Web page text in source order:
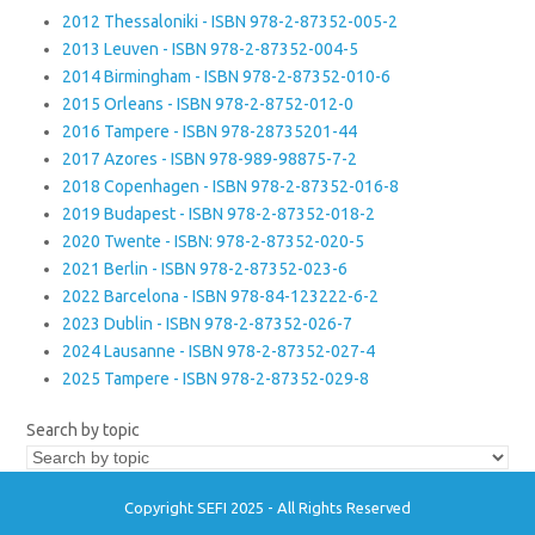
2012 Thessaloniki - ISBN 978-2-87352-005-2
2013 Leuven - ISBN 978-2-87352-004-5
2014 Birmingham - ISBN 978-2-87352-010-6
2015 Orleans - ISBN 978-2-8752-012-0
2016 Tampere - ISBN 978-28735201-44
2017 Azores - ISBN 978-989-98875-7-2
2018 Copenhagen - ISBN 978-2-87352-016-8
2019 Budapest - ISBN 978-2-87352-018-2
2020 Twente - ISBN: 978-2-87352-020-5
2021 Berlin - ISBN 978-2-87352-023-6
2022 Barcelona - ISBN 978-84-123222-6-2
2023 Dublin - ISBN 978-2-87352-026-7
2024 Lausanne - ISBN 978-2-87352-027-4
2025 Tampere - ISBN 978-2-87352-029-8
Search by topic
Copyright SEFI 2025 - All Rights Reserved